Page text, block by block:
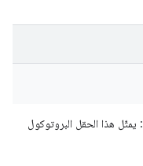
: يمثّل هذا الحقل البروتوكول